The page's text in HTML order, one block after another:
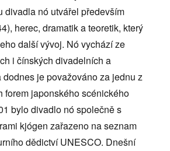
divadla nó utvářel především
herec, dramatik a teoretik, který
další vývoj. Nó vychází ze
i čínských divadelních a
dodnes je považováno za jednu z
forem japonského scénického
bylo divadlo nó společně s
kjógen zařazeno na seznam
dědictví UNESCO. Dnešní